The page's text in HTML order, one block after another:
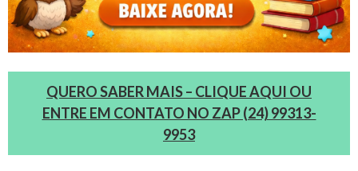
QUERO SABER MAIS – CLIQUE AQUI OU
ENTRE EM CONTATO NO ZAP (24) 99313-
9953